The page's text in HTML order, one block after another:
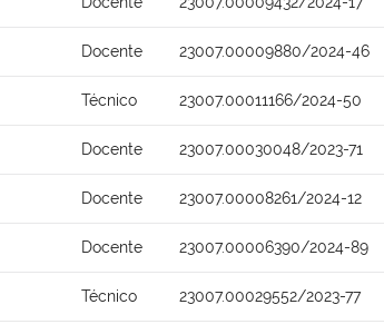
Docente 23007.00009880/2024-46
Técnico 23007.00011166/2024-50
Docente 23007.00030048/2023-71
Docente 23007.00008261/2024-12
Docente 23007.00006390/2024-89
Técnico 23007.00029552/2023-77